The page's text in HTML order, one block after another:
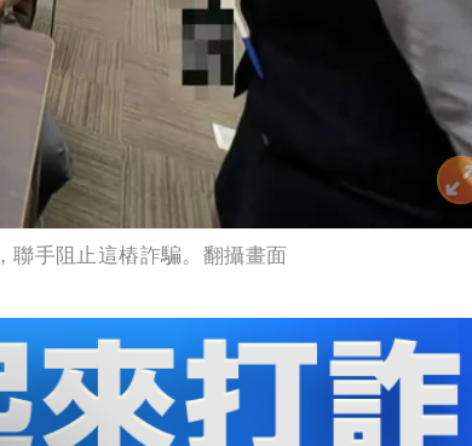
聯手阻止這樁詐騙。翻攝畫面